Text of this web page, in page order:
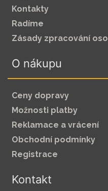
Kontakty
Radíme
Zásady zpracování
O nákupu
Ceny dopravy
Možnosti platby
Reklamace a vrácení
Obchodní podmínky
Registrace
Kontakt